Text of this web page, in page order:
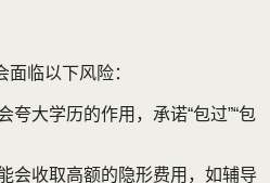
临以下风险：
夸大学历的作用，承诺“包过”“包
会收取高额的隐形费用，如辅导